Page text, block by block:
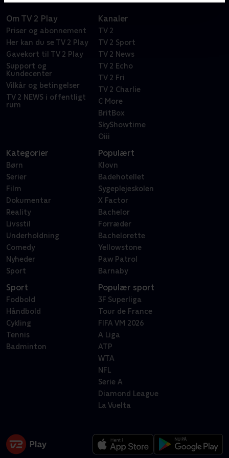
Om TV 2 Play
Priser og abonnement
Her kan du se TV 2 Play
Gavekort til TV 2 Play
Support og
Kundecenter
Vilkår og betingelser
TV 2 NEWS i offentligt
rum
Kanaler
TV 2
TV 2 Sport
TV 2 News
TV 2 Echo
TV 2 Fri
TV 2 Charlie
C More
BritBox
SkyShowtime
Oiii
Kategorier
Børn
Serier
Film
Dokumentar
Reality
Livsstil
Underholdning
Comedy
Nyheder
Sport
Populært
Klovn
Badehotellet
Sygeplejeskolen
X Factor
Bachelor
Forræder
Bachelorette
Yellowstone
Paw Patrol
Barnaby
Sport
Fodbold
Håndbold
Cykling
Tennis
Badminton
Populær sport
3F Superliga
Tour de France
FIFA VM 2026
A Liga
ATP
WTA
NFL
Serie A
Diamond League
La Vuelta